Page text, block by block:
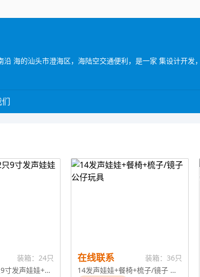
装箱：24只
粉色双层床+2只9寸发声娃娃+梳子/镜子
在线联系
装箱：36只
14发声娃娃+餐椅+梳子/镜子 公仔玩具